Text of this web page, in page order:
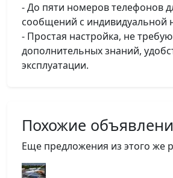
- До пяти номеров телефонов
сообщений с индивидуальной
- Простая настройка, не
дополнительных знаний,
эксплуатации.
Похожие
Еще предложения из этого же